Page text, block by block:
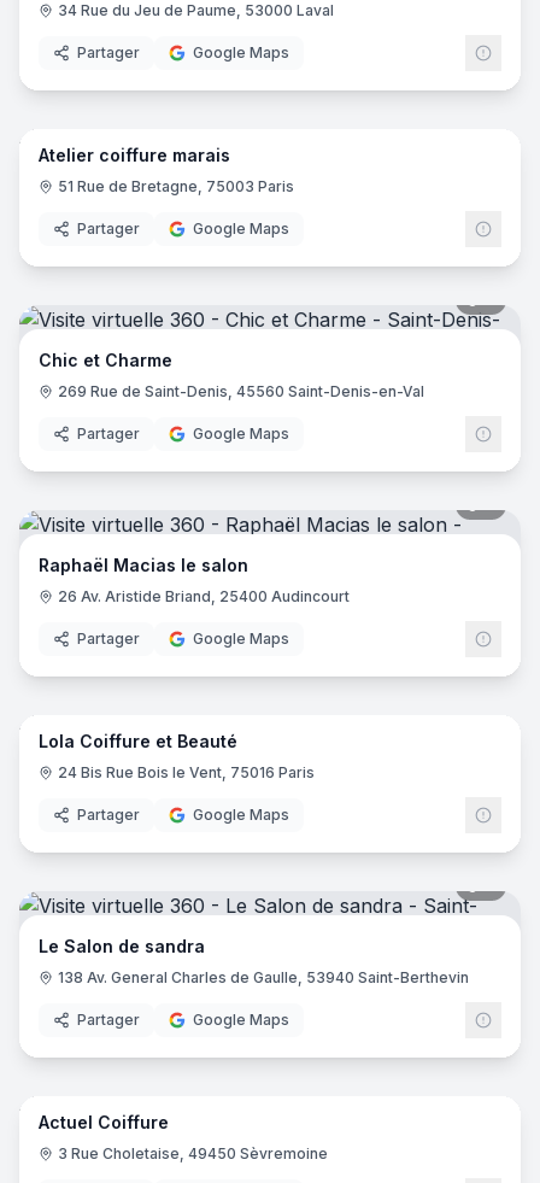
34 Rue du Jeu de Paume, 53000 Laval
Partager Google Maps
7
Atelier coiffure marais
51 Rue de Bretagne, 75003 Paris
Partager Google Maps
Chic et Charme
269 Rue de Saint-Denis, 45560 Saint-Denis-en-Val
Partager Google Maps
Raphaël Macias le salon
26 Av. Aristide Briand, 25400 Audincourt
Partager Google Maps
6
Lola Coiffure et Beauté
24 Bis Rue Bois le Vent, 75016 Paris
Partager Google Maps
Le Salon de sandra
138 Av. General Charles de Gaulle, 53940 Saint-Berthevin
Partager Google Maps
10
Actuel Coiffure
3 Rue Choletaise, 49450 Sèvremoine